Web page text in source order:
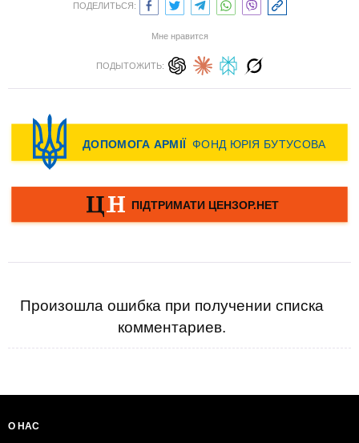
ПОДЕЛИТЬСЯ:
Мне нравится
ПОДЫТОЖИТЬ:
Произошла ошибка при получении списка
комментариев.
О НАС